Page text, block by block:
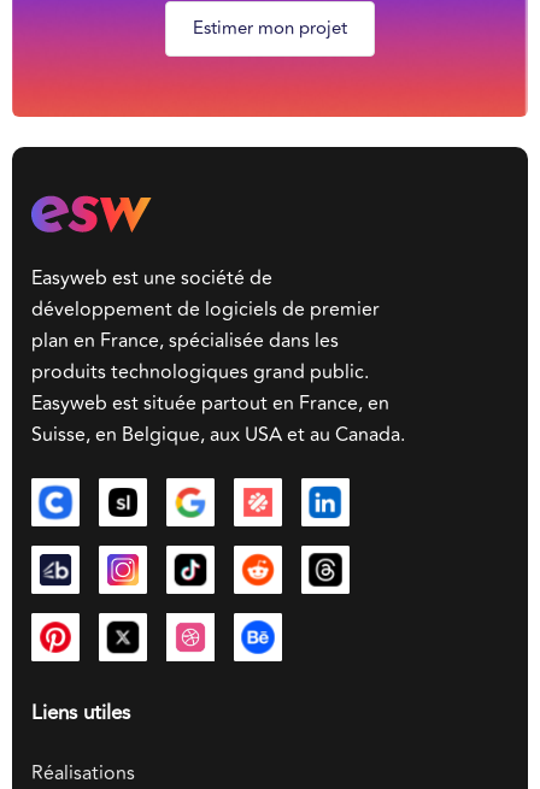
Estimer mon projet
Easyweb est une société de
développement de logiciels de premier
plan en France, spécialisée dans les
produits technologiques grand public.
Easyweb est située partout en France, en
Suisse, en Belgique, aux USA et au Canada.
Liens utiles
Réalisations